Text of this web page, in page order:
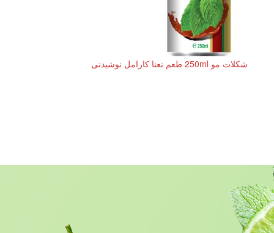
شکلات مو 250ml طعم نعنا کارامل نوشیدنی